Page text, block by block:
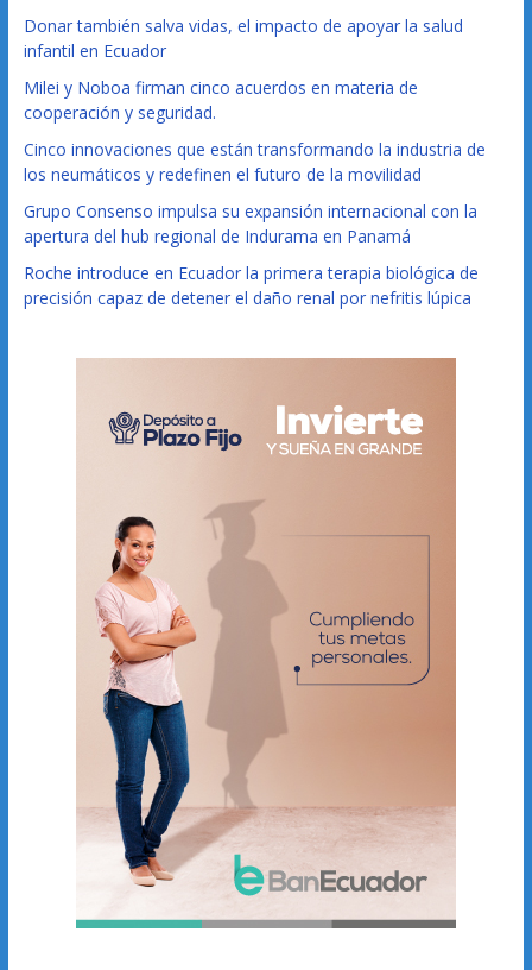
Donar también salva vidas, el impacto de apoyar la salud
infantil en Ecuador
Milei y Noboa firman cinco acuerdos en materia de
cooperación y seguridad.
Cinco innovaciones que están transformando la industria de
los neumáticos y redefinen el futuro de la movilidad
Grupo Consenso impulsa su expansión internacional con la
apertura del hub regional de Indurama en Panamá
Roche introduce en Ecuador la primera terapia biológica de
precisión capaz de detener el daño renal por nefritis lúpica